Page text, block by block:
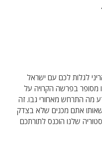
לגלות לכם עם ישראל
מסופר בפרשה הקרויה על
מה התרחש מאחורי גבו. זה
שאותו אתם מכנים שלא בצדק
שלנו הוכנס לתורתכם